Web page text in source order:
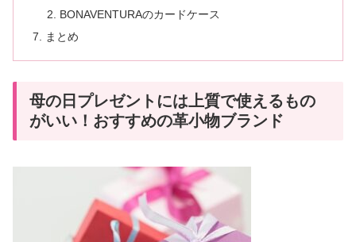
BONAVENTURAのカードケース
まとめ
母の日プレゼントには上質で使えるもの
がいい！おすすめの革小物ブランド